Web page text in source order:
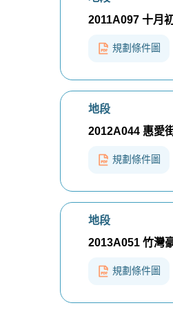
2011A097 十月
規劃條件圖
地段
2012A044 惠愛
規劃條件圖
地段
2013A051 竹灣
規劃條件圖